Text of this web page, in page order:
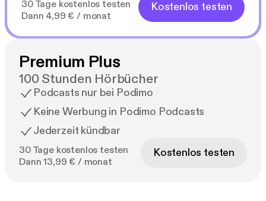
30 Tage kostenlos testen
Dann 4,99 € / monat
Kostenlos testen
Premium Plus
100 Stunden Hörbücher
Podcasts nur bei Podimo
Keine Werbung in Podimo Podcasts
Jederzeit kündbar
30 Tage kostenlos testen
Dann 13,99 € / monat
Kostenlos testen